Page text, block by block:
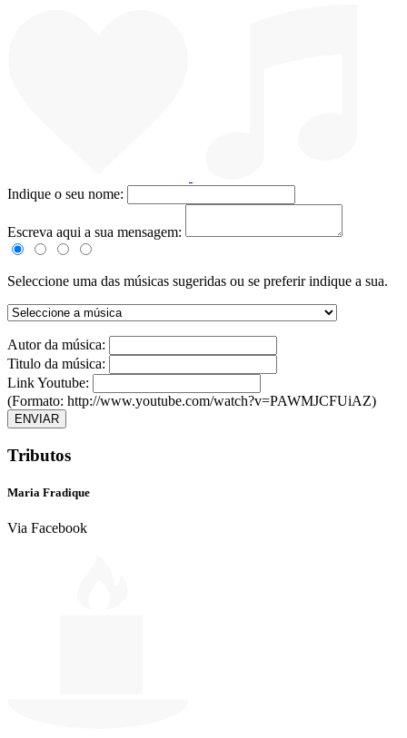
Indique o seu nome:
Escreva aqui a sua mensagem:
Seleccione uma das músicas sugeridas ou se preferir indique a sua.
Autor da música:
Titulo da música:
Link Youtube:
(Formato: http://www.youtube.com/watch?v=PAWMJCFUiAZ)
ENVIAR
Tributos
Maria Fradique
Via Facebook